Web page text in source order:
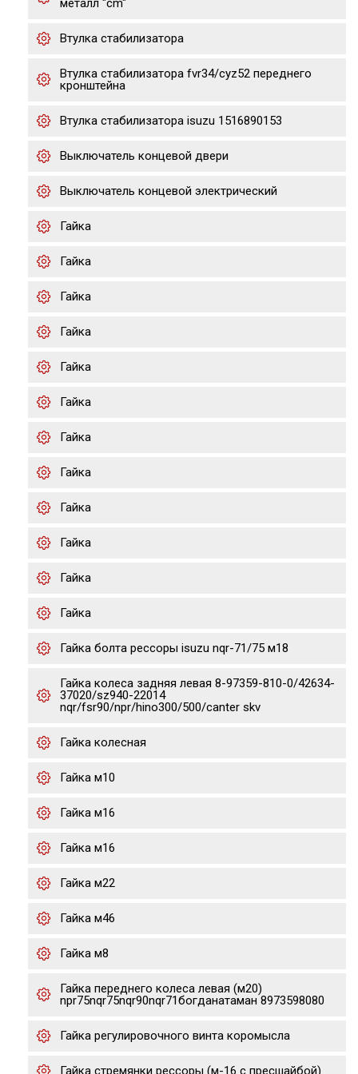
металл "cm"
Втулка стабилизатора
Втулка стабилизатора fvr34/cyz52 переднего
кронштейна
Втулка стабилизатора isuzu 1516890153
Выключатель концевой двери
Выключатель концевой электрический
Гайка
Гайка
Гайка
Гайка
Гайка
Гайка
Гайка
Гайка
Гайка
Гайка
Гайка
Гайка
Гайка болта рессоры isuzu nqr-71/75 м18
Гайка колеса задняя левая 8-97359-810-0/42634-
37020/sz940-22014
nqr/fsr90/npr/hino300/500/canter skv
Гайка колесная
Гайка м10
Гайка м16
Гайка м16
Гайка м22
Гайка м46
Гайка м8
Гайка переднего колеса левая (м20)
npr75nqr75nqr90nqr71богданатаман 8973598080
Гайка регулировочного винта коромысла
Гайка стремянки рессоры (м-16 с пресшайбой)